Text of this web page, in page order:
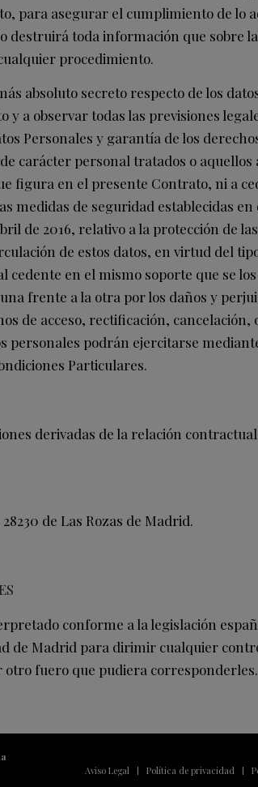
para asegurar el cumplimiento de lo
toda información que sobre
procedimiento.
absoluto secreto respecto de los
a observar todas las previsiones
Personales y garantía de los
carácter personal tratados o aquellos
figura en el presente Contrato, ni a
medidas de seguridad establecidas en
de 2016, relativo a la protección de
de estos datos, en virtud del
cedente en el mismo soporte que se
frente a la otra por los daños y
de acceso, rectificación,
podrán ejercitarse
Particulares.
derivadas de la relación
de Las Rozas de Madrid.
conforme a la legislación
de Madrid para dirimir cualquier
fuero que pudiera corresponderles.
Aviso Legal
Política de privacidad